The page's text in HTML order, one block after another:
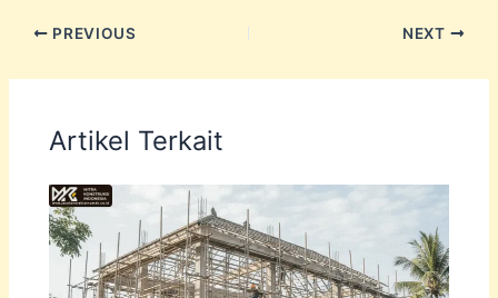
PREVIOUS NEXT
Artikel Terkait